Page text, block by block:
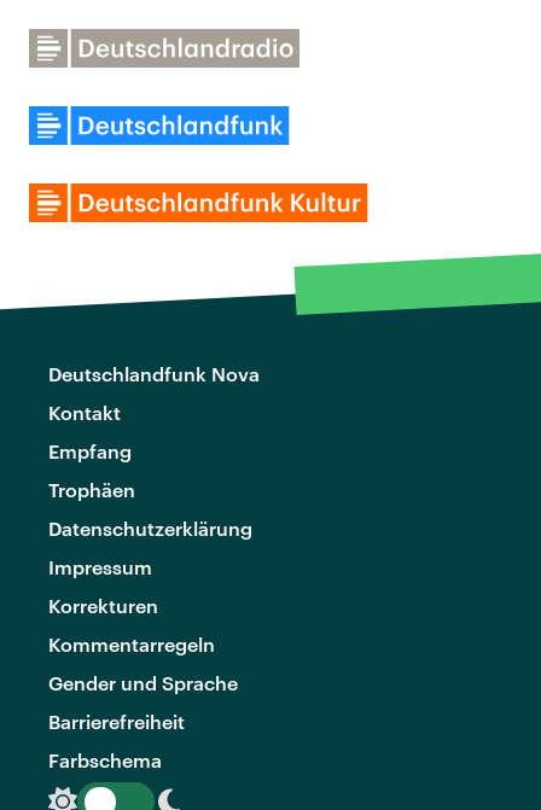
Deutschlandfunk Nova
Kontakt
Empfang
Trophäen
Datenschutzerklärung
Impressum
Korrekturen
Kommentarregeln
Gender und Sprache
Barrierefreiheit
Farbschema